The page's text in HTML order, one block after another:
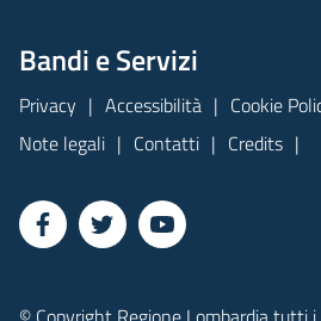
Bandi e Servizi
Privacy Accessibilità
Cookie
Note legali
Contatti Credits